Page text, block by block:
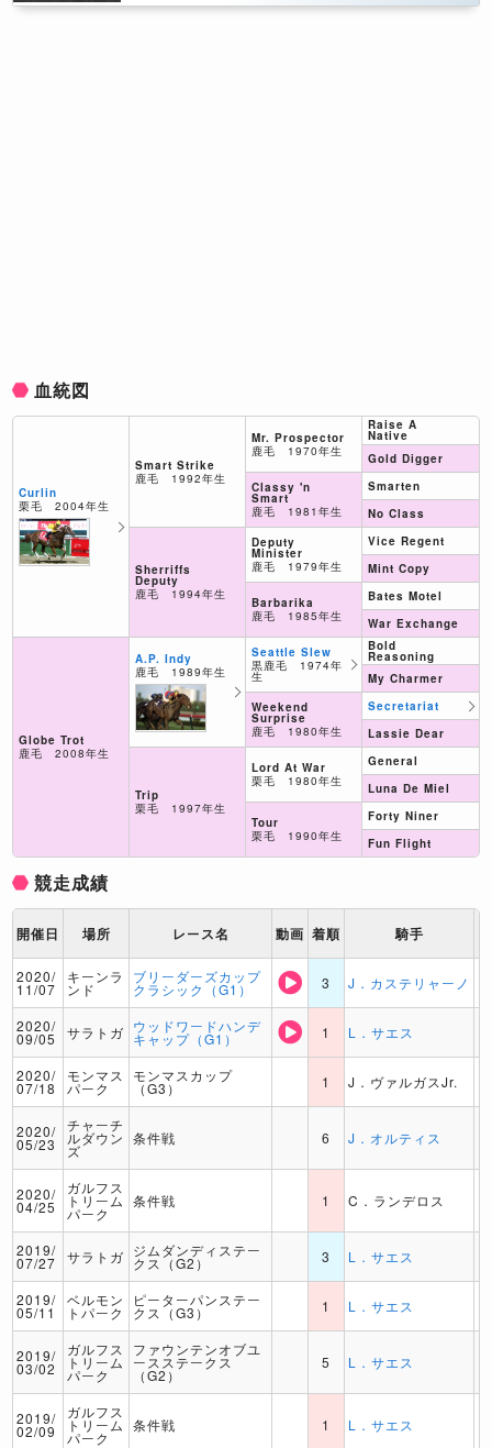
血統図
Curlin
栗毛 2004年生
Globe Trot
鹿毛 2008年生
Smart Strike
鹿毛 1992年生
Sherriffs
Deputy
鹿毛 1994年生
A.P. Indy
鹿毛 1989年生
Trip
栗毛 1997年生
Mr. Prospector
鹿毛 1970年生
Classy 'n
Smart
鹿毛 1981年生
Deputy
Minister
鹿毛 1979年生
Barbarika
鹿毛 1985年生
Seattle Slew
黒鹿毛 1974年
生
Weekend
Surprise
鹿毛 1980年生
Lord At War
栗毛 1980年生
Tour
栗毛 1990年生
Raise A
Native
Gold Digger
Smarten
No Class
Vice Regent
Mint Copy
Bates Motel
War Exchange
Bold
Reasoning
My Charmer
Secretariat
Lassie Dear
General
Luna De Miel
Forty Niner
Fun Flight
競走成績
開催日 場所 レース名 動画 着順 騎手
2020/
11/07
キーンラ
ンド
ブリーダーズカップ
クラシック（G1） 3 J．カステリャーノ
2020/
09/05 サラトガ ウッドワードハンデ
キャップ（G1） 1 L．サエス
2020/
07/18
モンマス
パーク
モンマスカップ
（G3） 1 J．ヴァルガスJr.
2020/
05/23
チャーチ
ルダウン
ズ
条件戦 6 J．オルティス
2020/
04/25
ガルフス
トリーム
パーク
条件戦 1 C．ランデロス
2019/
07/27 サラトガ ジムダンディステー
クス（G2） 3 L．サエス
2019/
05/11
ベルモン
トパーク
ピーターパンステー
クス（G3） 1 L．サエス
2019/
03/02
ガルフス
トリーム
パーク
ファウンテンオブユ
ースステークス
（G2）
5 L．サエス
2019/
02/09
ガルフス
トリーム
パーク
条件戦 1 L．サエス